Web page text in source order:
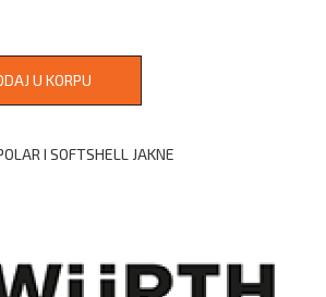
I SOFTSHELL JAKNE